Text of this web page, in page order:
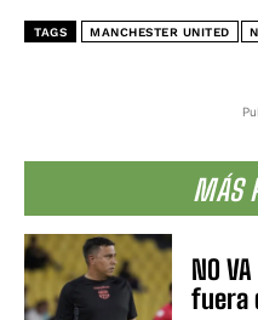
MÁS
NO
fuera
TAGS MANCHESTER UNITED